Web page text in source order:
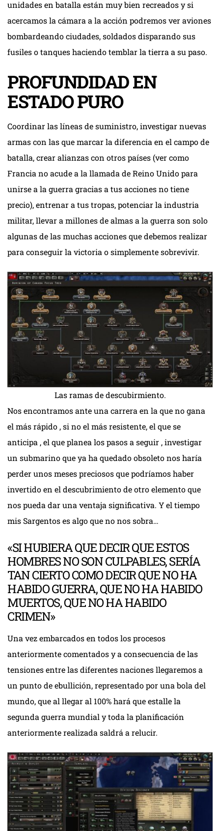
unidades en batalla están muy bien recreados y si
acercamos la cámara a la acción podremos ver aviones
bombardeando ciudades, soldados disparando sus
fusiles o tanques haciendo temblar la tierra a su paso.
PROFUNDIDAD EN
ESTADO PURO
Coordinar las líneas de suministro, investigar nuevas
armas con las que marcar la diferencia en el campo de
batalla, crear alianzas con otros países (ver como
Francia no acude a la llamada de Reino Unido para
unirse a la guerra gracias a tus acciones no tiene
precio), entrenar a tus tropas, potenciar la industria
militar, llevar a millones de almas a la guerra son solo
algunas de las muchas acciones que debemos realizar
para conseguir la victoria o simplemente sobrevivir.
Las ramas de descubirmiento.
Nos encontramos ante una carrera en la que no gana
el más rápido , si no el más resistente, el que se
anticipa , el que planea los pasos a seguir , investigar
un submarino que ya ha quedado obsoleto nos haría
perder unos meses preciosos que podríamos haber
invertido en el descubrimiento de otro elemento que
nos pueda dar una ventaja significativa. Y el tiempo
mis Sargentos es algo que no nos sobra…
«SI HUBIERA QUE DECIR QUE ESTOS
HOMBRES NO SON CULPABLES, SERÍA
TAN CIERTO COMO DECIR QUE NO HA
HABIDO GUERRA, QUE NO HA HABIDO
MUERTOS, QUE NO HA HABIDO
CRIMEN»
Una vez embarcados en todos los procesos
anteriormente comentados y a consecuencia de las
tensiones entre las diferentes naciones llegaremos a
un punto de ebullición, representado por una bola del
mundo, que al llegar al 100% hará que estalle la
segunda guerra mundial y toda la planificación
anteriormente realizada saldrá a relucir.